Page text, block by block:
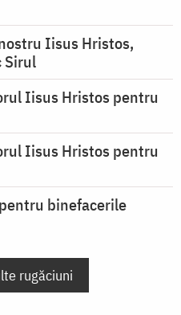
Iisus Hristos,
Sirul
Iisus Hristos pentru
Iisus Hristos pentru
binefacerile
rugăciuni